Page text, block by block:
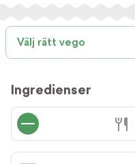
Välj rätt vego
Ingredienser